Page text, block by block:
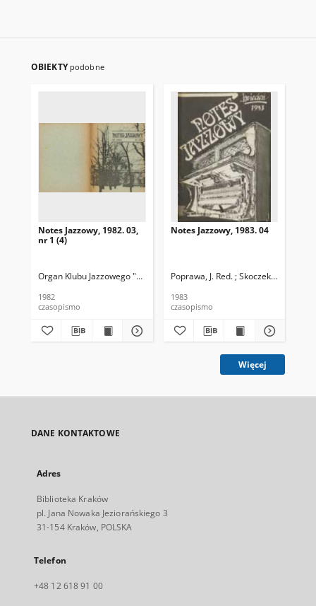
OBIEKTY podobne
Notes Jazzowy, 1982. 03,
nr 1 (4)
Organ Klubu Jazzowego "Rotunda" Skoczek, T. Red.
1982
czasopismo
Notes Jazzowy, 1983. 04
Poprawa, J. Red. ; Skoczek T. Red.
1983
czasopismo
Więcej
DANE KONTAKTOWE
Adres
Biblioteka Kraków
pl. Jana Nowaka Jeziorańskiego 3
31-154 Kraków, POLSKA
Telefon
+48 12 618 91 00